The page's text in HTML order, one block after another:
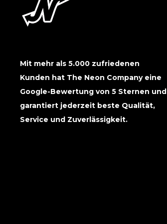
Mit mehr als 5.000 zufriedenen
Kunden hat The Neon Company eine
Google-Bewertung von 5 Sternen und
garantiert jederzeit beste Qualität,
Service und Zuverlässigkeit.